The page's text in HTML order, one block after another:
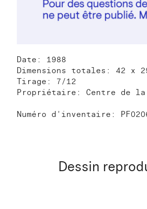
Date: 1988
Dimensions totales: 42 x
Tirage: 7/12
Propriétaire: Centre de la
Numéro d'inventaire:
Dessin